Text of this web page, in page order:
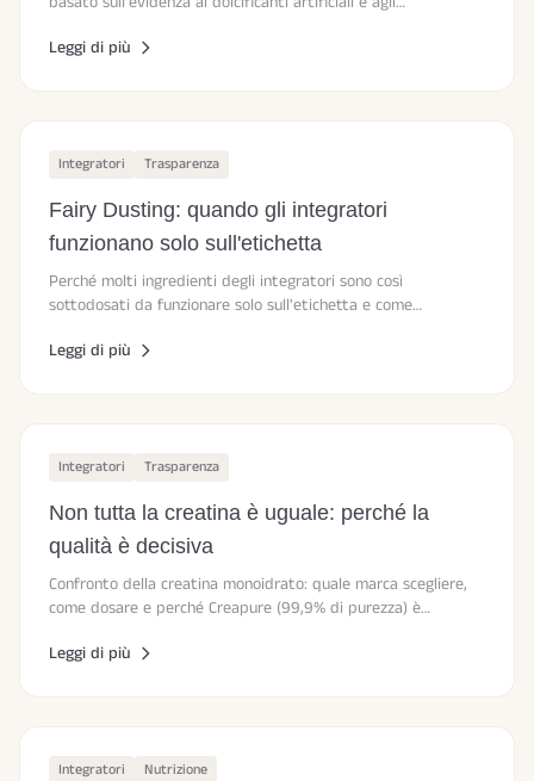
Leggi di più
Integratori Trasparenza
Fairy Dusting: quando gli integratori
funzionano solo sull'etichetta
Perché molti ingredienti degli integratori sono così
sottodosati da funzionare solo sull'etichetta e come
Leggi di più
Integratori Trasparenza
Non tutta la creatina è uguale: perché la
qualità è decisiva
Confronto della creatina monoidrato: quale marca scegliere,
come dosare e perché Creapure (99,9% di purezza) è
Leggi di più
Integratori Nutrizione